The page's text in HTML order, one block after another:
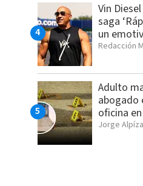
Vin
saga
un
Redacción
Adulto
abogado
oficina
Jorge